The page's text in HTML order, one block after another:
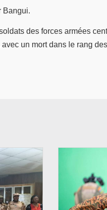
Bangui.
des forces armées
un mort dans le rang